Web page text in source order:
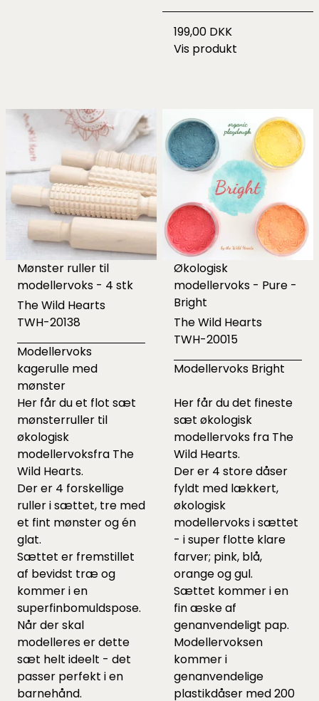
199,00 DKK
Vis produkt
Mønster ruller til
modellervoks - 4 stk
The Wild Hearts
TWH-20138
Modellervoks
kagerulle med
mønster
Her får du et flot sæt
mønsterruller til
økologisk
modellervoksfra The
Wild Hearts.
Der er 4 forskellige
ruller i sættet, tre med
et fint mønster og én
glat.
Sættet er fremstillet
af bevidst træ og
kommer i en
superfinbomuldspose.
Når der skal
modelleres er dette
sæt helt ideelt - det
passer perfekt i en
barnehånd.
Økologisk
modellervoks - Pure -
Bright
The Wild Hearts
TWH-20015
Modellervoks Bright
Her får du det fineste
sæt økologisk
modellervoks fra The
Wild Hearts.
Der er 4 store dåser
fyldt med lækkert,
økologisk
modellervoks i sættet
- i super flotte klare
farver; pink, blå,
orange og gul.
Sættet kommer i en
fin æske af
genanvendeligt pap.
Modellervoksen
kommer i
genanvendelige
plastikdåser med 200